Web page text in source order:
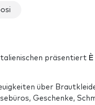
präsentiert
über
Geschenke,